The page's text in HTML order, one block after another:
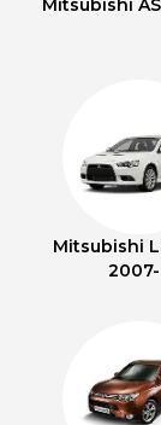
Mitsubishi
Mitsubishi
2007-